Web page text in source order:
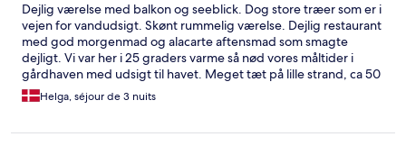
Dejlig værelse med balkon og seeblick. Dog store træer som er i
vejen for vandudsigt. Skønt rummelig værelse. Dejlig restaurant
med god morgenmad og alacarte aftensmad som smagte
dejligt. Vi var her i 25 graders varme så nød vores måltider i
gårdhaven med udsigt til havet. Meget tæt på lille strand, ca 50
m på gåben. Kan varmt anbefale hotellet.
Helga, séjour de 3 nuits